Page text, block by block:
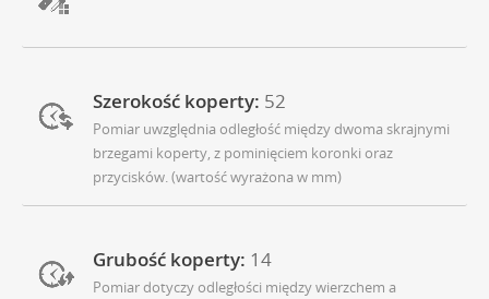
Szerokość koperty: 52
Pomiar uwzględnia odległość między dwoma skrajnymi
brzegami koperty, z pominięciem koronki oraz
przycisków. (wartość wyrażona w mm)
Grubość koperty: 14
Pomiar dotyczy odległości między wierzchem a